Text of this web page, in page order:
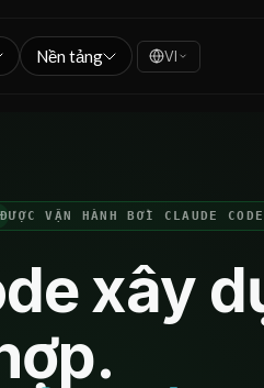
Nền tảng VI
ĐƯỢC VẬN HÀNH BỞI CLAUDE
xây